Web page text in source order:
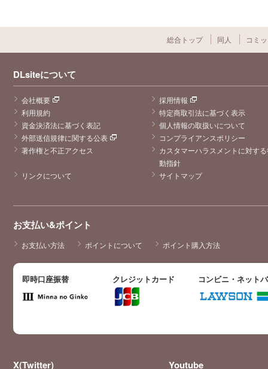
総合トップ 同人 コミ
DLsiteについて
会社概要
採用情報
利用規約
特定商取引法に基づく表示
資金決済法に基づく表記
個人情報の取扱いについて
外部送信規律に関する公表
コンプライアンスポリシー
著作権と不正アクセス
カスタマーハラスメントに対す
動指針
リンクについて
サイトマップ
お支払い&ポイント
お支払い方法 ポイントについて ポイント購入方法
即時口座振替 クレジットカード コンビニ・ネット
X(Twitter) Youtube